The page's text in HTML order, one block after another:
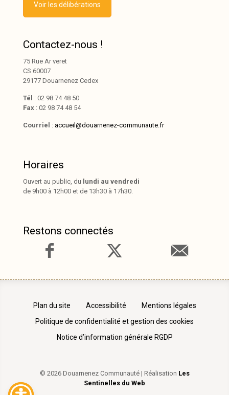
Voir les délibérations
Contactez-nous !
75 Rue Ar veret
CS 60007
29177 Douarnenez Cedex
Tél : 02 98 74 48 50
Fax : 02 98 74 48 54
Courriel : accueil@douarnenez-communaute.fr
Horaires
Ouvert au public, du lundi au vendredi
de 9h00 à 12h00 et de 13h30 à 17h30.
Restons connectés
Plan du site Accessibilité
Mentions légales
Politique de confidentialité et gestion des cookies
Notice d’information générale RGDP
© 2026 Douarnenez Communauté | Réalisation Les
Sentinelles du Web